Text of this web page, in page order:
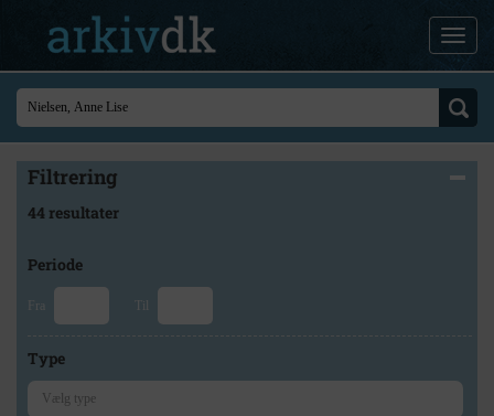
Filtrering
44 resultater
Periode
Fra Til
Type